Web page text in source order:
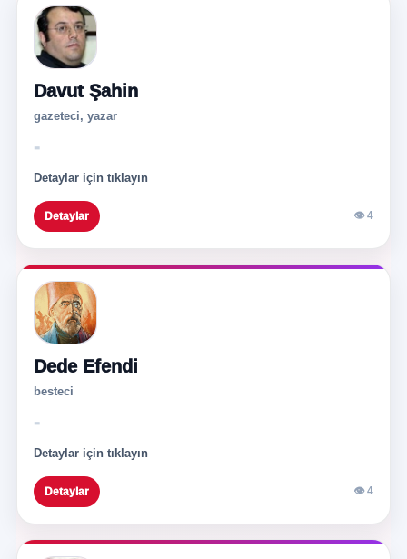
Davut Şahin
gazeteci, yazar
-
Detaylar için tıklayın
Detaylar 👁 4
Dede Efendi
besteci
-
Detaylar için tıklayın
Detaylar 👁 4